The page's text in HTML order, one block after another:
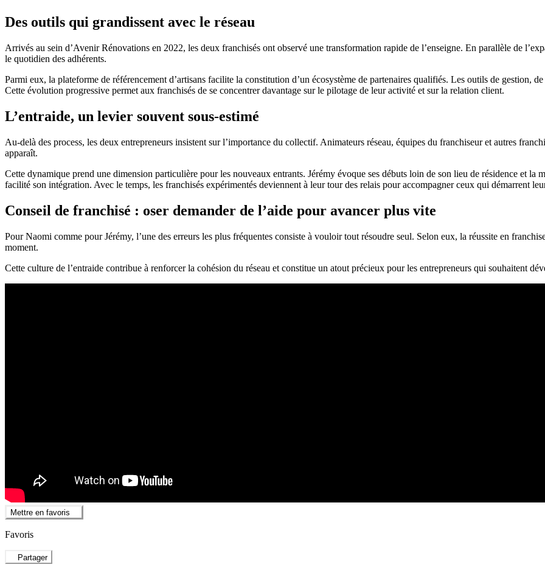
Des outils qui grandissent avec le réseau
Arrivés au sein d’Avenir Rénovations en 2022, les deux franchisés ont observé une transformation rapide de l’enseigne. En parallèle de
le quotidien des adhérents.
Parmi eux, la plateforme de référencement d’artisans facilite la constitution d’un écosystème de partenaires qualifiés. Les outils de gestion,
Cette évolution progressive permet aux franchisés de se concentrer davantage sur le pilotage de leur activité et sur la relation client.
L’entraide, un levier souvent sous-estimé
Au-delà des process, les deux entrepreneurs insistent sur l’importance du collectif. Animateurs réseau, équipes du franchiseur et autres
apparaît.
Cette dynamique prend une dimension particulière pour les nouveaux entrants. Jérémy évoque ses débuts loin de son lieu de résidence et la
facilité son intégration. Avec le temps, les franchisés expérimentés deviennent à leur tour des relais pour accompagner ceux qui démarrent
Conseil de franchisé : oser demander de l’aide pour avancer plus vite
Pour Naomi comme pour Jérémy, l’une des erreurs les plus fréquentes consiste à vouloir tout résoudre seul. Selon eux, la réussite en
moment.
Cette culture de l’entraide contribue à renforcer la cohésion du réseau et constitue un atout précieux pour les entrepreneurs qui souhaitent
Mettre en favoris
Favoris
Partager